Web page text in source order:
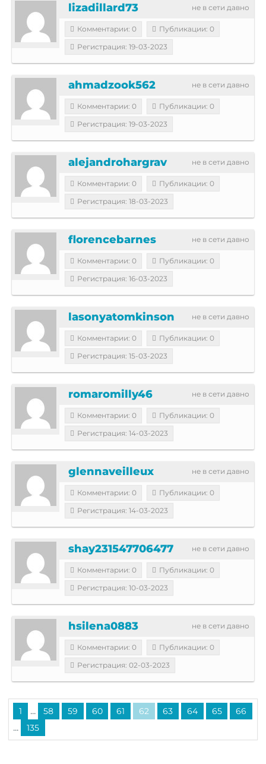
не в сети давно
lizadillard73
Комментарии: 0
Публикации: 0
Регистрация: 19-03-2023
не в сети давно
ahmadzook562
Комментарии: 0
Публикации: 0
Регистрация: 19-03-2023
не в сети давно
alejandrohargrav
Комментарии: 0
Публикации: 0
Регистрация: 18-03-2023
не в сети давно
florencebarnes
Комментарии: 0
Публикации: 0
Регистрация: 16-03-2023
не в сети давно
lasonyatomkinson
Комментарии: 0
Публикации: 0
Регистрация: 15-03-2023
не в сети давно
romaromilly46
Комментарии: 0
Публикации: 0
Регистрация: 14-03-2023
не в сети давно
glennaveilleux
Комментарии: 0
Публикации: 0
Регистрация: 14-03-2023
не в сети давно
shay231547706477
Комментарии: 0
Публикации: 0
Регистрация: 10-03-2023
не в сети давно
hsilena0883
Комментарии: 0
Публикации: 0
Регистрация: 02-03-2023
1 ... 58 59 60 61 62 63 64 65 66
... 135